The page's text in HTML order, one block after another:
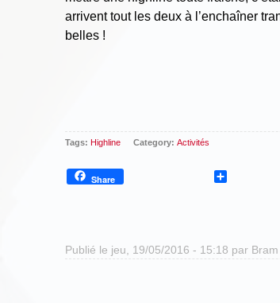
arrivent tout les deux à l’enchaîner
belles !
Tags: Highline Category: Activités
Share
Publié le jeu, 19/05/2016 - 15:18 par